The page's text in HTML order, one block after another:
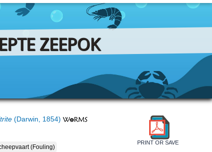
ZEEPOK
PRINT OR SAVE
(Darwin, 1854)
(fouling)